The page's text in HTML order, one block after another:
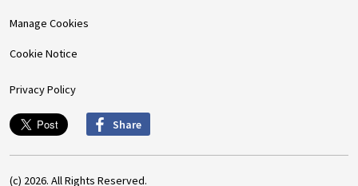
Manage Cookies
Cookie Notice
Privacy Policy
Share
(c) 2026. All Rights Reserved.